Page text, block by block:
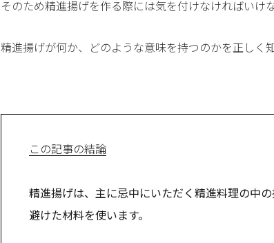
そのため精進揚げを作る際には気を付けなければいけ
精進揚げが何か、どのような意味を持つのかを正しく
この記事の結論
精進揚げは、主に忌中にいただく精進料理の中
避けた材料を使います。